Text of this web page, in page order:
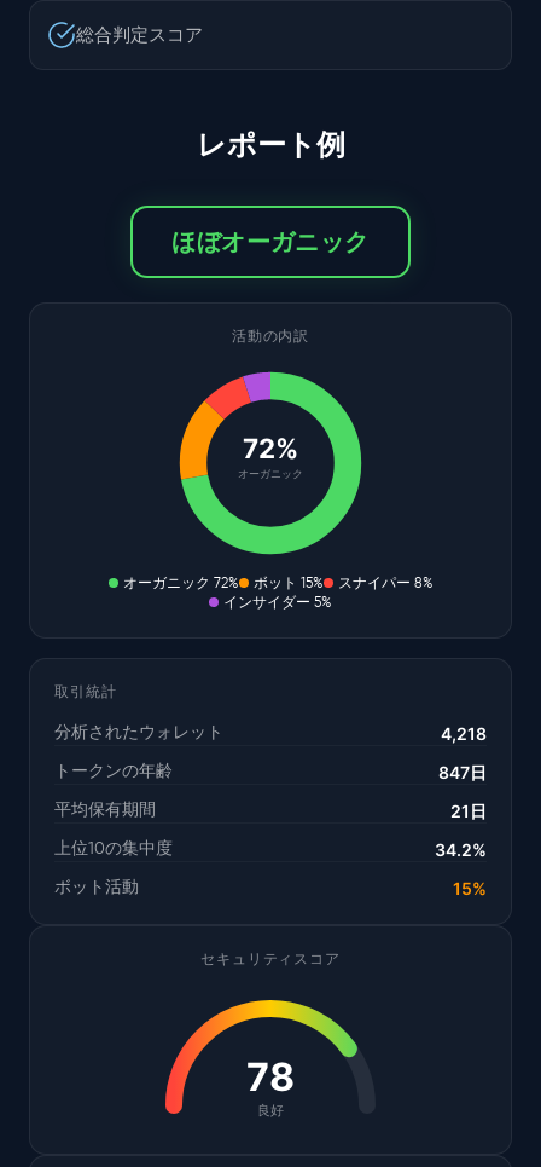
総合判定スコア
レポート例
ほぼオーガニック
活動の内訳
72%
オーガニック
オーガニック 72% ボット 15% スナイパー 8%
インサイダー 5%
取引統計
分析されたウォレット 4,218
トークンの年齢 847日
平均保有期間 21日
上位10の集中度 34.2%
ボット活動 15%
セキュリティスコア
78
良好